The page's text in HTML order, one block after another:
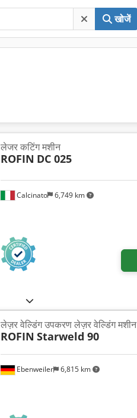
खोजें
Calcinato 6,749 km
लेजर कटिंग मशीन
ROFIN DC 025
Ebenweiler 6,815 km
लेज़र वेल्डिंग उपकरण लेज़र वेल्डिंग मशीन
ROFIN Starweld 90